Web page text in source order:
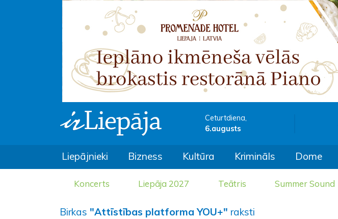
Ceturtdiena,
6.augusts
Liepājnieki Bizness Kultūra Krimināls Dome
Koncerts Liepāja 2027 Teātris Summer Sound
Birkas "Attīstības platforma YOU+" raksti